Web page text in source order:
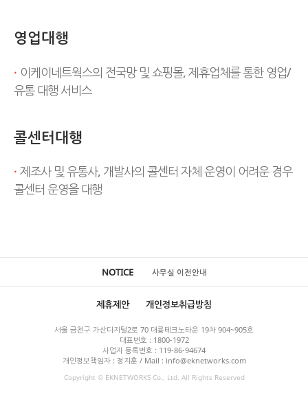
영업대행
· 이케이네트웍스의 전국망 및 쇼핑몰, 제휴업체를 통한 영업/
유통 대행 서비스
콜센터대행
· 제조사 및 유통사, 개발사의 콜센터 자체 운영이 어려운 경우
콜센터 운영을 대행
NOTICE 사무실 이전안내
제휴제안 개인정보취급방침
서울 금천구 가산디지털2로 70 대륭테크노타운 19차 904~905호
대표번호 : 1800-1972
사업자 등록번호 : 119-86-94674
개인정보책임자 : 정지훈 / Mail : info@eknetworks.com
Copyright © EKNETWORKS Co., Ltd. All Rights Reserved